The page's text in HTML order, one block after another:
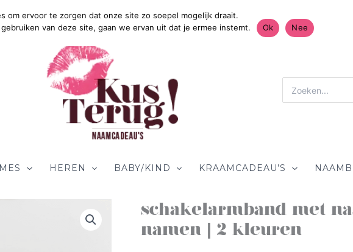
Gratis Verzending in
naar:
HEREN BABY/KIND KRAAMCADEAU’S
schakelarmband met
namen | 2 kleuren
Oorspronkelijke
prijs
Huidige
om ervoor te zorgen dat onze site zo soepel mogelijk draait.
van deze site, gaan we ervan uit dat je ermee instemt.
Ok Nee